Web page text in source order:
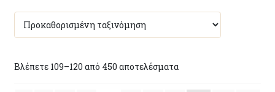
Βλέπετε 109–120 από 450 αποτελέσματα